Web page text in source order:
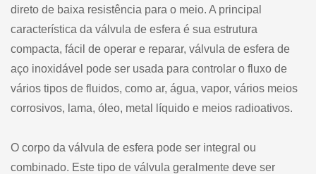
direto de baixa resistência para o meio. A principal
característica da válvula de esfera é sua estrutura
compacta, fácil de operar e reparar, válvula de esfera de
aço inoxidável pode ser usada para controlar o fluxo de
vários tipos de fluidos, como ar, água, vapor, vários meios
corrosivos, lama, óleo, metal líquido e meios radioativos.
O corpo da válvula de esfera pode ser integral ou
combinado. Este tipo de válvula geralmente deve ser